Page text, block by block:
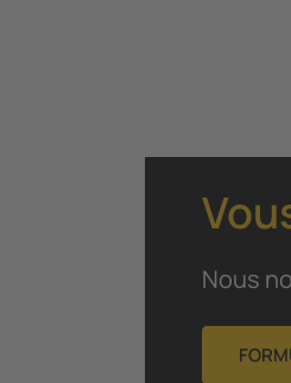
Nous